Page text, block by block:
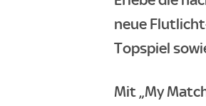
neue
Topspiel
Mit „My